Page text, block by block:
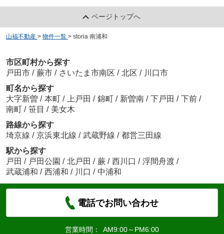
ページトップへ
山福不動産 > 物件一覧 > storia 南浦和
市区町村から探す
戸田市 / 蕨市 / さいたま市南区 / 北区 / 川口市
町名から探す
大字新曽 / 本町 / 上戸田 / 錦町 / 新曽南 / 下戸田 / 下前 /
南町 / 笹目 / 美女木
路線から探す
埼京線 / 京浜東北線 / 武蔵野線 / 都営三田線
駅から探す
戸田 / 戸田公園 / 北戸田 / 蕨 / 西川口 / 浮間舟渡 /
武蔵浦和 / 西浦和 / 川口 / 中浦和
電話でお問い合わせ
営業時間：
AM9:00～PM6:00